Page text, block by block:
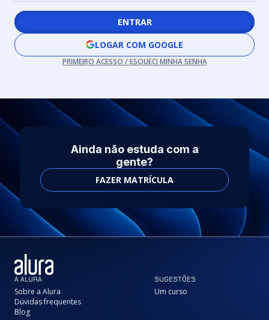
ENTRAR
LOGAR COM GOOGLE
PRIMEIRO ACESSO / ESQUECI MINHA SENHA
Ainda não estuda com a
gente?
FAZER MATRÍCULA
A ALURA
Sobre a Alura
Dúvidas frequentes
Blog
SUGESTÕES
Um curso